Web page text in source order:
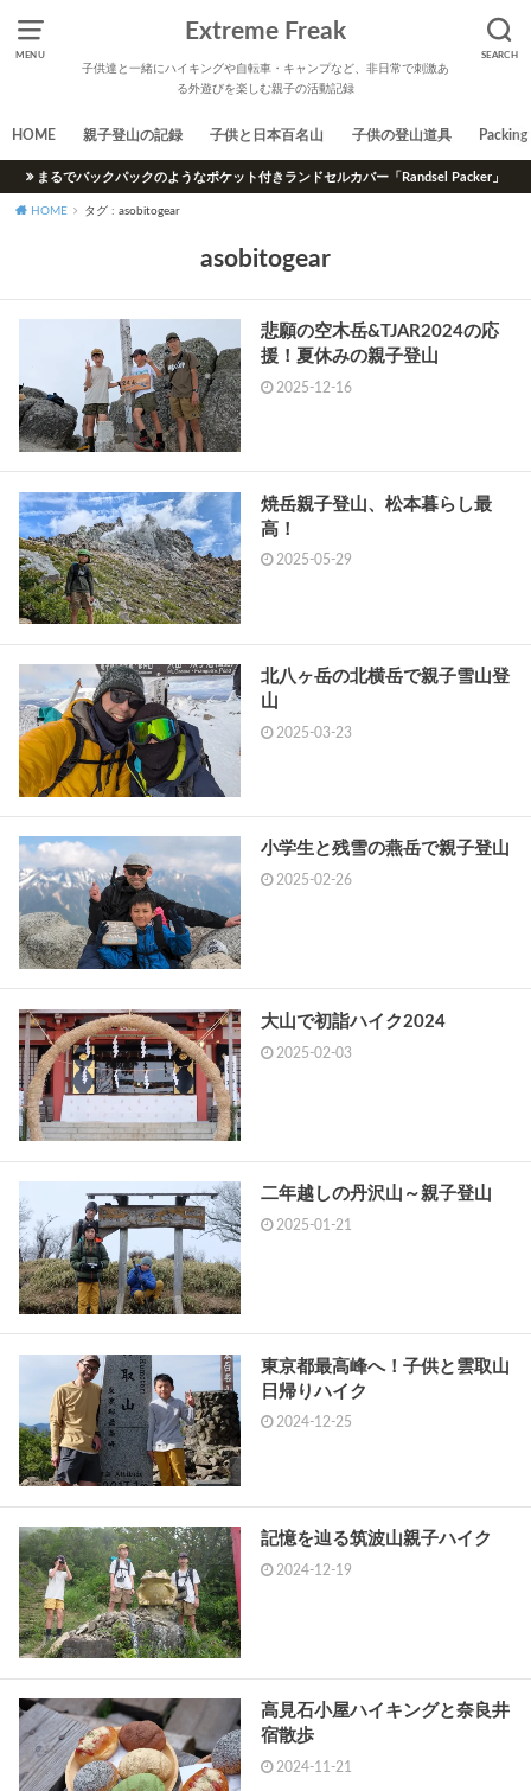
MENU SEARCH
Extreme Freak
子供達と一緒にハイキングや自転車・キャンプなど、非日常で刺激あ
る外遊びを楽しむ親子の活動記録
HOME 親子登山の記録 子供と日本百名山 子供の登山道具 Packing
まるでバックパックのようなポケット付きランドセルカバー「Randsel Packer」
HOME タグ : asobitogear
asobitogear
悲願の空木岳&TJAR2024の応
援！夏休みの親子登山
2025-12-16
焼岳親子登山、松本暮らし最
高！
2025-05-29
北八ヶ岳の北横岳で親子雪山登
山
2025-03-23
小学生と残雪の燕岳で親子登山
2025-02-26
大山で初詣ハイク2024
2025-02-03
二年越しの丹沢山～親子登山
2025-01-21
東京都最高峰へ！子供と雲取山
日帰りハイク
2024-12-25
記憶を辿る筑波山親子ハイク
2024-12-19
高見石小屋ハイキングと奈良井
宿散歩
2024-11-21